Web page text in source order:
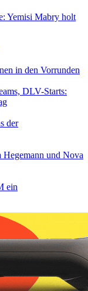
Yemisi Mabry holt
in den Vorrunden
DLV-Starts:
der
und Nova
ein